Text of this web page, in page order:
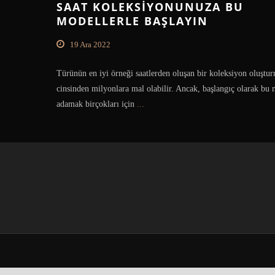
SAAT KOLEKSIYONUNUZA BU
MODELLERLE BAŞLAYIN
19 Ara 2022
Türünün en iyi örneği saatlerden oluşan bir koleksiyon
cinsinden milyonlara mal olabilir. Ancak, başlangıç olarak bu
adamak birçokları için ...